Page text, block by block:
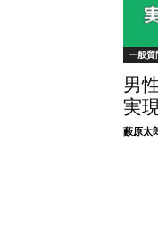
一般質
男
実
藪原太